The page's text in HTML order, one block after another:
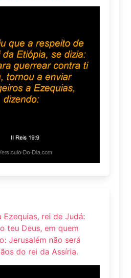
Ezequias, rei de Judá:
teu Deus, em quem
Jerusalém não será
do rei da Assíria.